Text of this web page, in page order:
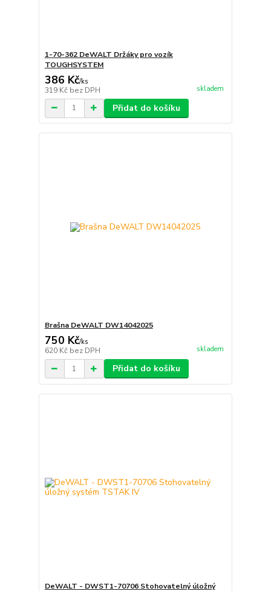
1-70-362 DeWALT Držáky pro vozík
TOUGHSYSTEM
386 Kč/ks
319 Kč bez DPH skladem
Přidat do košíku
Brašna DeWALT DW14042025
750 Kč/ks
620 Kč bez DPH skladem
Přidat do košíku
DeWALT - DWST1-70706 Stohovatelný úložný